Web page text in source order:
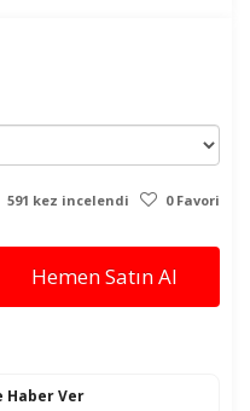
591 kez incelendi 0 Favori
Hemen Satın Al
Haber Ver